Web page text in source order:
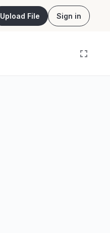
Upload File Sign in